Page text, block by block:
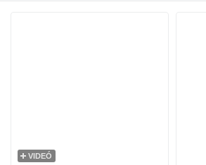
VIDEÓ